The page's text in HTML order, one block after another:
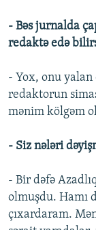
- Bəs jurnalda
redaktə edə
- Yox, onu
redaktorun
mənim kölgəm
- Siz nələri
- Bir dəfə
olmuşdu. Hamı
çıxardaram.